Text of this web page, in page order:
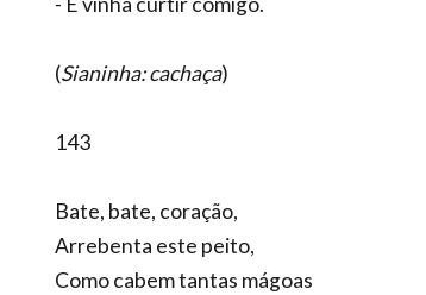
(Sianinha: cachaça)
143
Bate, bate, coração,
Arrebenta este peito,
Como cabem tantas mágoas